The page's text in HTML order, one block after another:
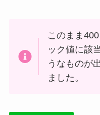
このまま
ック値に該
うなものが
ました。